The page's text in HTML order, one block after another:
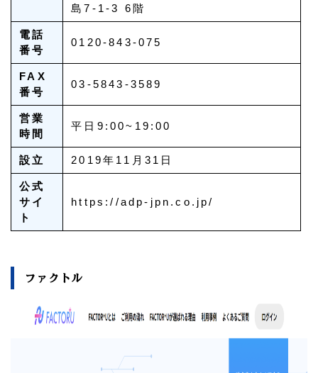
島7-1-3 6階
電話
番号
0120-843-075
FAX
番号
03-5843-3589
営業
時間
平日9:00~19:00
設立 2019年11月31日
公式
サイ
ト
https://adp-jpn.co.jp/
ファクトル